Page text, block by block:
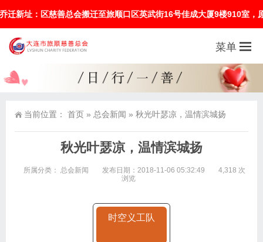
会搬迁至旅顺口区英武街16号佳成大厦9楼910室，原办公电话
菜单
当前位置： 首页 » 总会新闻 » 秋光叶瑟凉，温情滨城扬
秋光叶瑟凉，温情滨城扬
所属分类： 总会新闻 发布日期：2018-11-06 05:32:49
4,318 次
浏览
时空义工队